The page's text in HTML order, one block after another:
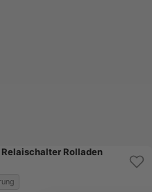
Relaischalter Rolladen